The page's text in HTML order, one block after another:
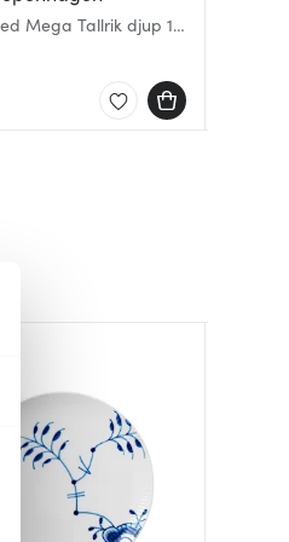
Mega Tallrik djup 17